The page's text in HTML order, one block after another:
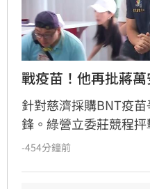
戰疫苗！他再批蔣
針對慈濟採購BNT疫
鋒。綠營立委莊競程
苗採購秘密會議，明
-454分鐘前